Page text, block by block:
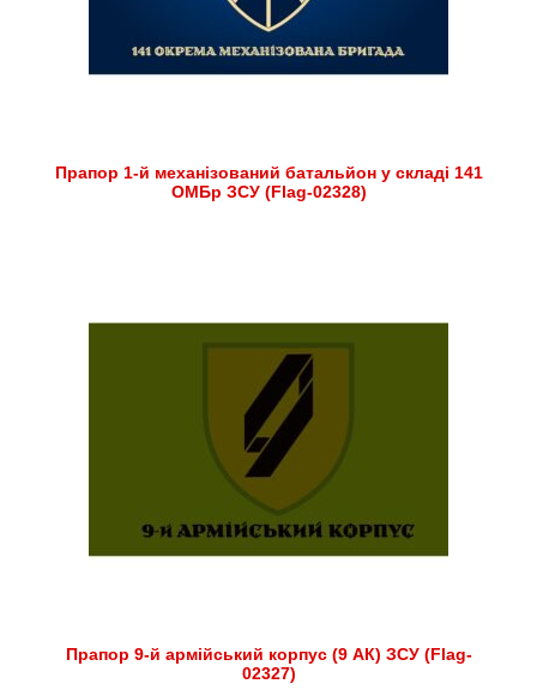
Прапор 1-й механізований батальйон у складі 141
ОМБр ЗСУ (Flag-02328)
Прапор 9-й армійський корпус (9 АК) ЗСУ (Flag-
02327)